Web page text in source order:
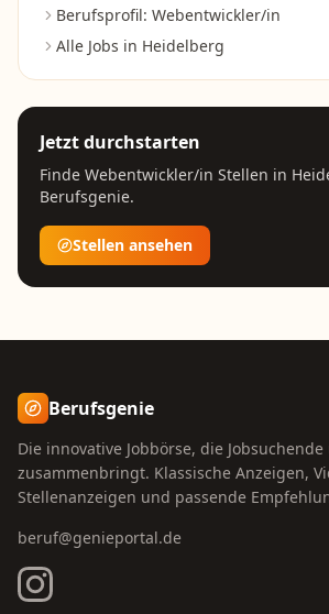
Berufsprofil: Webentwickler/in
Alle Jobs in Heidelberg
Jetzt durchstarten
Finde Webentwickler/in Stellen in
Berufsgenie.
Stellen ansehen
Berufsgenie
Die innovative Jobbörse, die
zusammenbringt. Klassische Anzeigen,
Stellenanzeigen und passende
beruf@genieportal.de